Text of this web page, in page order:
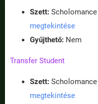
Szett:
megtekintése
Gyűjthető: Nem
Transfer Student
Szett:
megtekintése